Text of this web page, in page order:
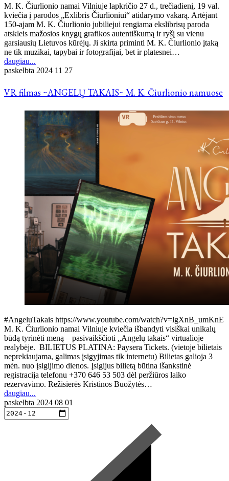
M. K. Čiurlionio namai Vilniuje lapkričio 27 d., trečiadienį, 19 val.
kviečia į parodos „Exlibris Čiurlioniui“ atidarymo vakarą. Artėjant
150-ajam M. K. Čiurlionio jubiliejui rengiama ekslibrisų paroda
atskleis mažosios knygų grafikos autentiškumą ir ryšį su vienu
garsiausių Lietuvos kūrėjų. Ji skirta priminti M. K. Čiurlionio įtaką
ne tik muzikai, tapybai ir fotografijai, bet ir platesnei…
daugiau...
paskelbta 2024 11 27
VR filmas ~ANGELŲ TAKAIS~ M. K. Čiurlionio namuose
#AngeluTakais https://www.youtube.com/watch?v=lgXnB_umKnE
M. K. Čiurlionio namai Vilniuje kviečia išbandyti visiškai unikalų
būdą tyrinėti meną – pasivaikščioti „Angelų takais“ virtualioje
realybėje. BILIETUS PLATINA: Paysera Tickets. (vietoje bilietais
neprekiaujama, galimas įsigyjimas tik internetu) Bilietas galioja 3
mėn. nuo įsigijimo dienos. Įsigijus bilietą būtina išankstinė
registracija telefonu +370 646 53 503 dėl peržiūros laiko
rezervavimo. Režisierės Kristinos Buožytės…
daugiau...
paskelbta 2024 08 01